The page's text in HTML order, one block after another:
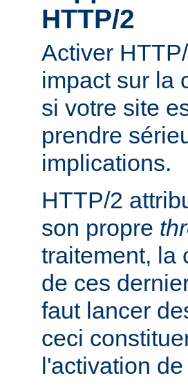
HTTP/2
Activer
impact sur la
si votre site
prendre
implications.
HTTP/2
son propre
traitement, la
de ces
faut lancer
ceci
l'activation